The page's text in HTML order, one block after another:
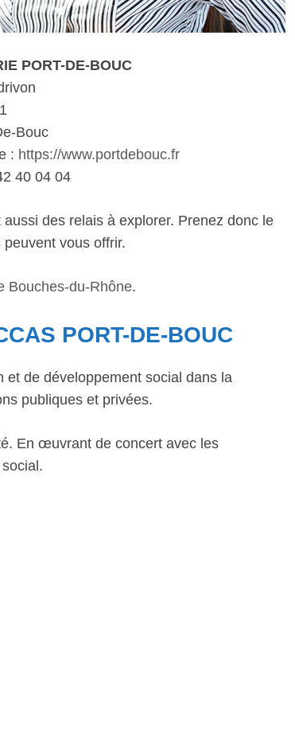
PORT-DE-BOUC
Bouc
: https://www.portdebouc.fr
40 04 04
des relais à explorer. Prenez donc le
vous offrir.
Bouches-du-Rhône.
PORT-DE-BOUC
et de développement social dans la
publiques et privées.
En œuvrant de concert avec les